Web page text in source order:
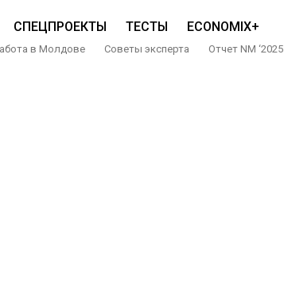
СПЕЦПРОЕКТЫ ТЕСТЫ ECONOMIX+
в Молдове Советы эксперта Отчет NM ‘2025